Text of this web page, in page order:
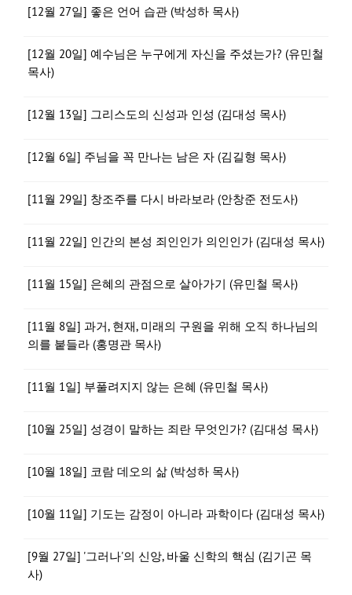
[12월 27일] 좋은 언어 습관 (박성하 목사)
[12월 20일] 예수님은 누구에게 자신을 주셨는가? (유민철
목사)
[12월 13일] 그리스도의 신성과 인성 (김대성 목사)
[12월 6일] 주님을 꼭 만나는 남은 자 (김길형 목사)
[11월 29일] 창조주를 다시 바라보라 (안창준 전도사)
[11월 22일] 인간의 본성 죄인인가 의인인가 (김대성 목사)
[11월 15일] 은혜의 관점으로 살아가기 (유민철 목사)
[11월 8일] 과거, 현재, 미래의 구원을 위해 오직 하나님의
의를 붙들라 (홍명관 목사)
[11월 1일] 부풀려지지 않는 은혜 (유민철 목사)
[10월 25일] 성경이 말하는 죄란 무엇인가? (김대성 목사)
[10월 18일] 코람 데오의 삶 (박성하 목사)
[10월 11일] 기도는 감정이 아니라 과학이다 (김대성 목사)
[9월 27일] '그러나'의 신앙, 바울 신학의 핵심 (김기곤 목
사)